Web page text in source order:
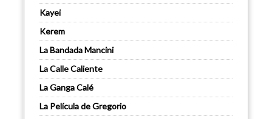
Kayei
Kerem
La Bandada Mancini
La Calle Caliente
La Ganga Calé
La Película de Gregorio